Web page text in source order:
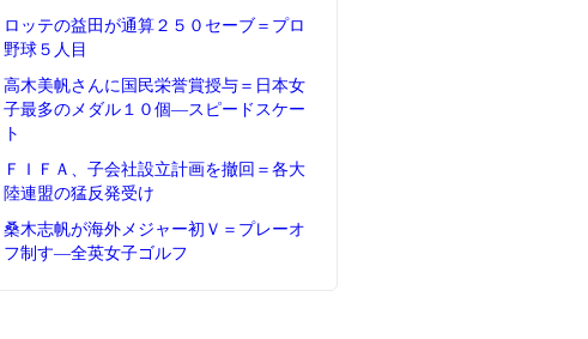
ロッテの益田が通算２５０セーブ＝プロ
野球５人目
高木美帆さんに国民栄誉賞授与＝日本女
子最多のメダル１０個―スピードスケー
ト
ＦＩＦＡ、子会社設立計画を撤回＝各大
陸連盟の猛反発受け
桑木志帆が海外メジャー初Ｖ＝プレーオ
フ制す―全英女子ゴルフ